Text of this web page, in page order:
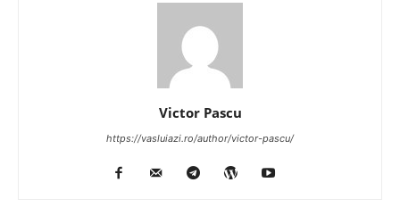
Victor Pascu
https://vasluiazi.ro/author/victor-pascu/